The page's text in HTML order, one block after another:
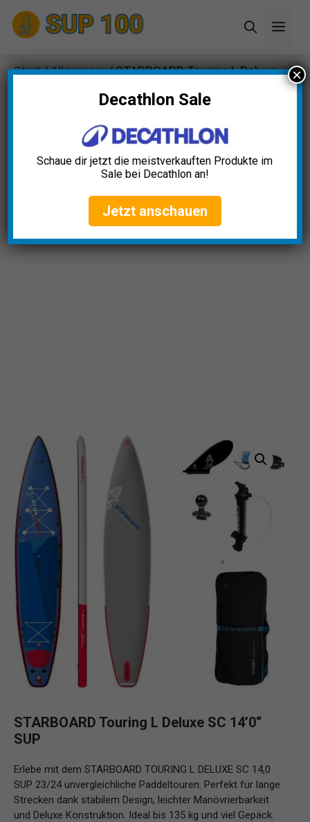
Zum
Inhalt
Start/Allgemein/ STARBOARD Touring L Deluxe
STARBOARD Touring L Deluxe SC 14’0“
SUP
Erlebe mit dem STARBOARD TOURING L DELUXE SC 14,0
SUP 23/24 unvergleichliche Paddeltouren. Perfekt für lange
Strecken dank stabilem Design, leichter Manövrierbarkeit
und Deluxe Konstruktion. Ideal bis 135 kg und viel Gepäck.
Decathlon Sale
Schaue dir jetzt die meistverkauften Produkte im
Sale bei Decathlon an!
Jetzt anschauen
×